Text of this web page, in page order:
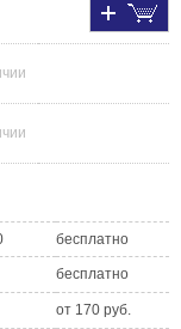
бесплатно
бесплатно
от 170 руб.